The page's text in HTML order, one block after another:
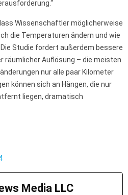
Wissenschaftler möglicherweise
die Temperaturen ändern und wie
Studie fordert außerdem bessere
räumlicher Auflösung – die meisten
nur alle paar Kilometer
können sich an Hängen, die nur
liegen, dramatisch
Media LLC